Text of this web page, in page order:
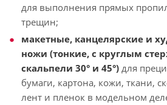
для выполнения прямых
трещин;
макетные, канцелярские и
ножи (тонкие, с круглым
скальпели 30° и 45°) для
бумаги, картона, кожи, ткани,
лент и пленок в модельном